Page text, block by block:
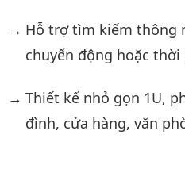
Hỗ trợ tìm kiếm thông
chuyển động hoặc thời
Thiết kế nhỏ gọn 1U,
đình, cửa hàng, văn